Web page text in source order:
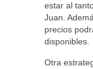
estar al
Juan.
precios
disponibles.
Otra